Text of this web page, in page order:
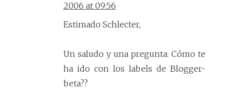
2006 at 09:56
Estimado Schlecter,
Un saludo y una pregunta: Cómo te
ha ido con los labels de Blogger-
beta??